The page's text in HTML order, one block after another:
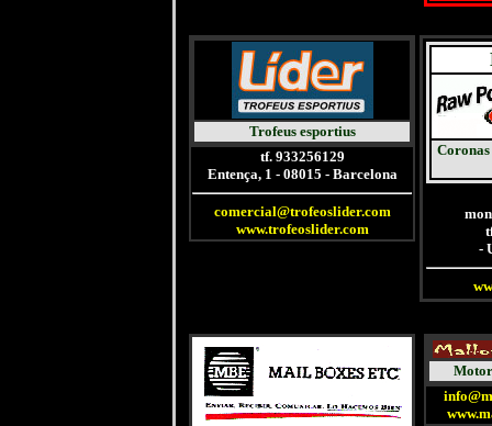
Trofeus esportius
tf. 933256129
Entença, 1 - 08015 - Barcelona
comercial@trofeoslider.com
www.trofeoslider.com
-